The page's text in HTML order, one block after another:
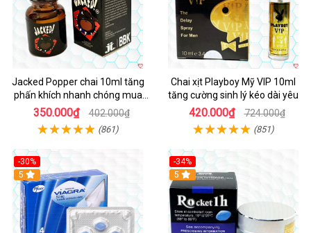
Jacked Popper chai 10ml tăng
phấn khích nhanh chóng mua
ngay
350.000₫ 402.000₫
(861)
Chai xịt Playboy Mỹ VIP 10ml
tăng cường sinh lý kéo dài yêu
420.000₫ 724.000₫
(851)
-30%
5
-34%
5